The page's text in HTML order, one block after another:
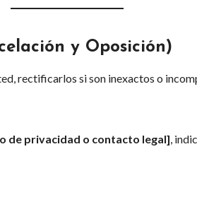
y Oposición)
rectificarlos si son inexactos o
de privacidad o contacto legal],